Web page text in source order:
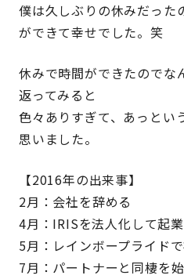
僕は久しぶりの休みだった
ができて幸せでした。笑
休みで時間ができたのでな
返ってみると
色々ありすぎて、あっとい
思いました。
【2016年の出来事】
2月：会社を辞める
4月：IRISを法人化して起
5月：レインボープライド
7月：パートナーと同棲を